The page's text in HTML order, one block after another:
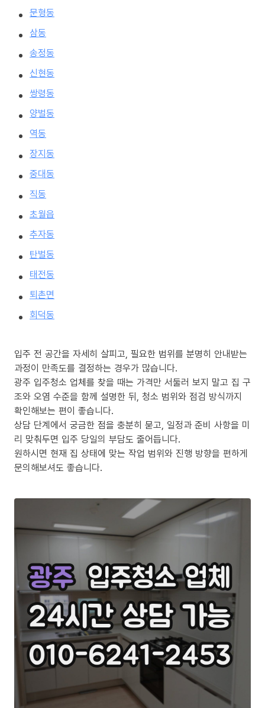
문형동
삼동
송정동
신현동
쌍령동
양벌동
역동
장지동
중대동
직동
초월읍
추자동
탄벌동
태전동
퇴촌면
회덕동
입주 전 공간을 자세히 살피고, 필요한 범위를 분명히 안내받는
과정이 만족도를 결정하는 경우가 많습니다.
광주 입주청소 업체를 찾을 때는 가격만 서둘러 보지 말고 집 구
조와 오염 수준을 함께 설명한 뒤, 청소 범위와 점검 방식까지
확인해보는 편이 좋습니다.
상담 단계에서 궁금한 점을 충분히 묻고, 일정과 준비 사항을 미
리 맞춰두면 입주 당일의 부담도 줄어듭니다.
원하시면 현재 집 상태에 맞는 작업 범위와 진행 방향을 편하게
문의해보셔도 좋습니다.